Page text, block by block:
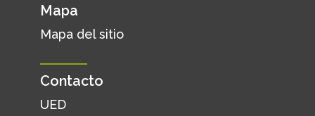
Mapa
Mapa del sitio
Contacto
UED